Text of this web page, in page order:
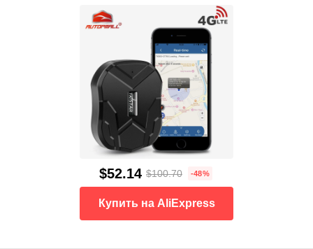
$52.14 $100.70 -48%
Купить на AliExpress